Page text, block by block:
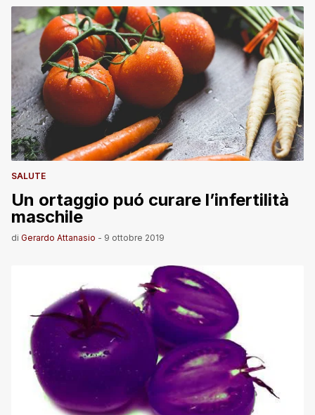
SALUTE
Un ortaggio puó curare l’infertilità
maschile
di Gerardo Attanasio - 9 ottobre 2019